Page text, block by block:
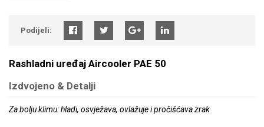
Podijeli:
Rashladni uređaj Aircooler PAE 50
Izdvojeno & Detalji
Za bolju klimu: hladi, osvježava, ovlažuje i pročišćava zrak